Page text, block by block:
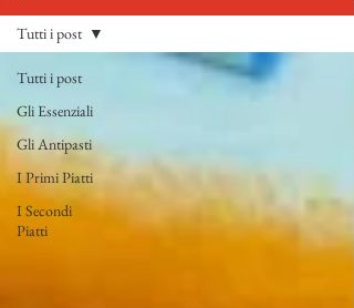
Tutti i post
Gli Essenziali
Gli Antipasti
I Primi Piatti
I Secondi
Piatti
Tutti i post